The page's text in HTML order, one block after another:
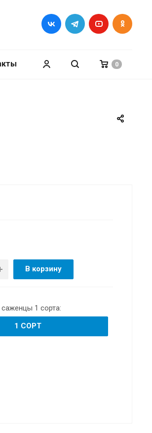
0
В корзину
1 сорта:
1 СОРТ